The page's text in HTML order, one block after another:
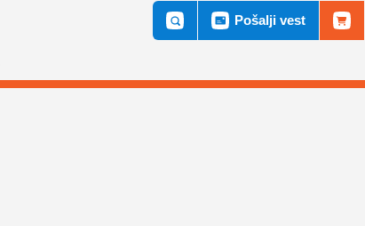
Pošalji vest